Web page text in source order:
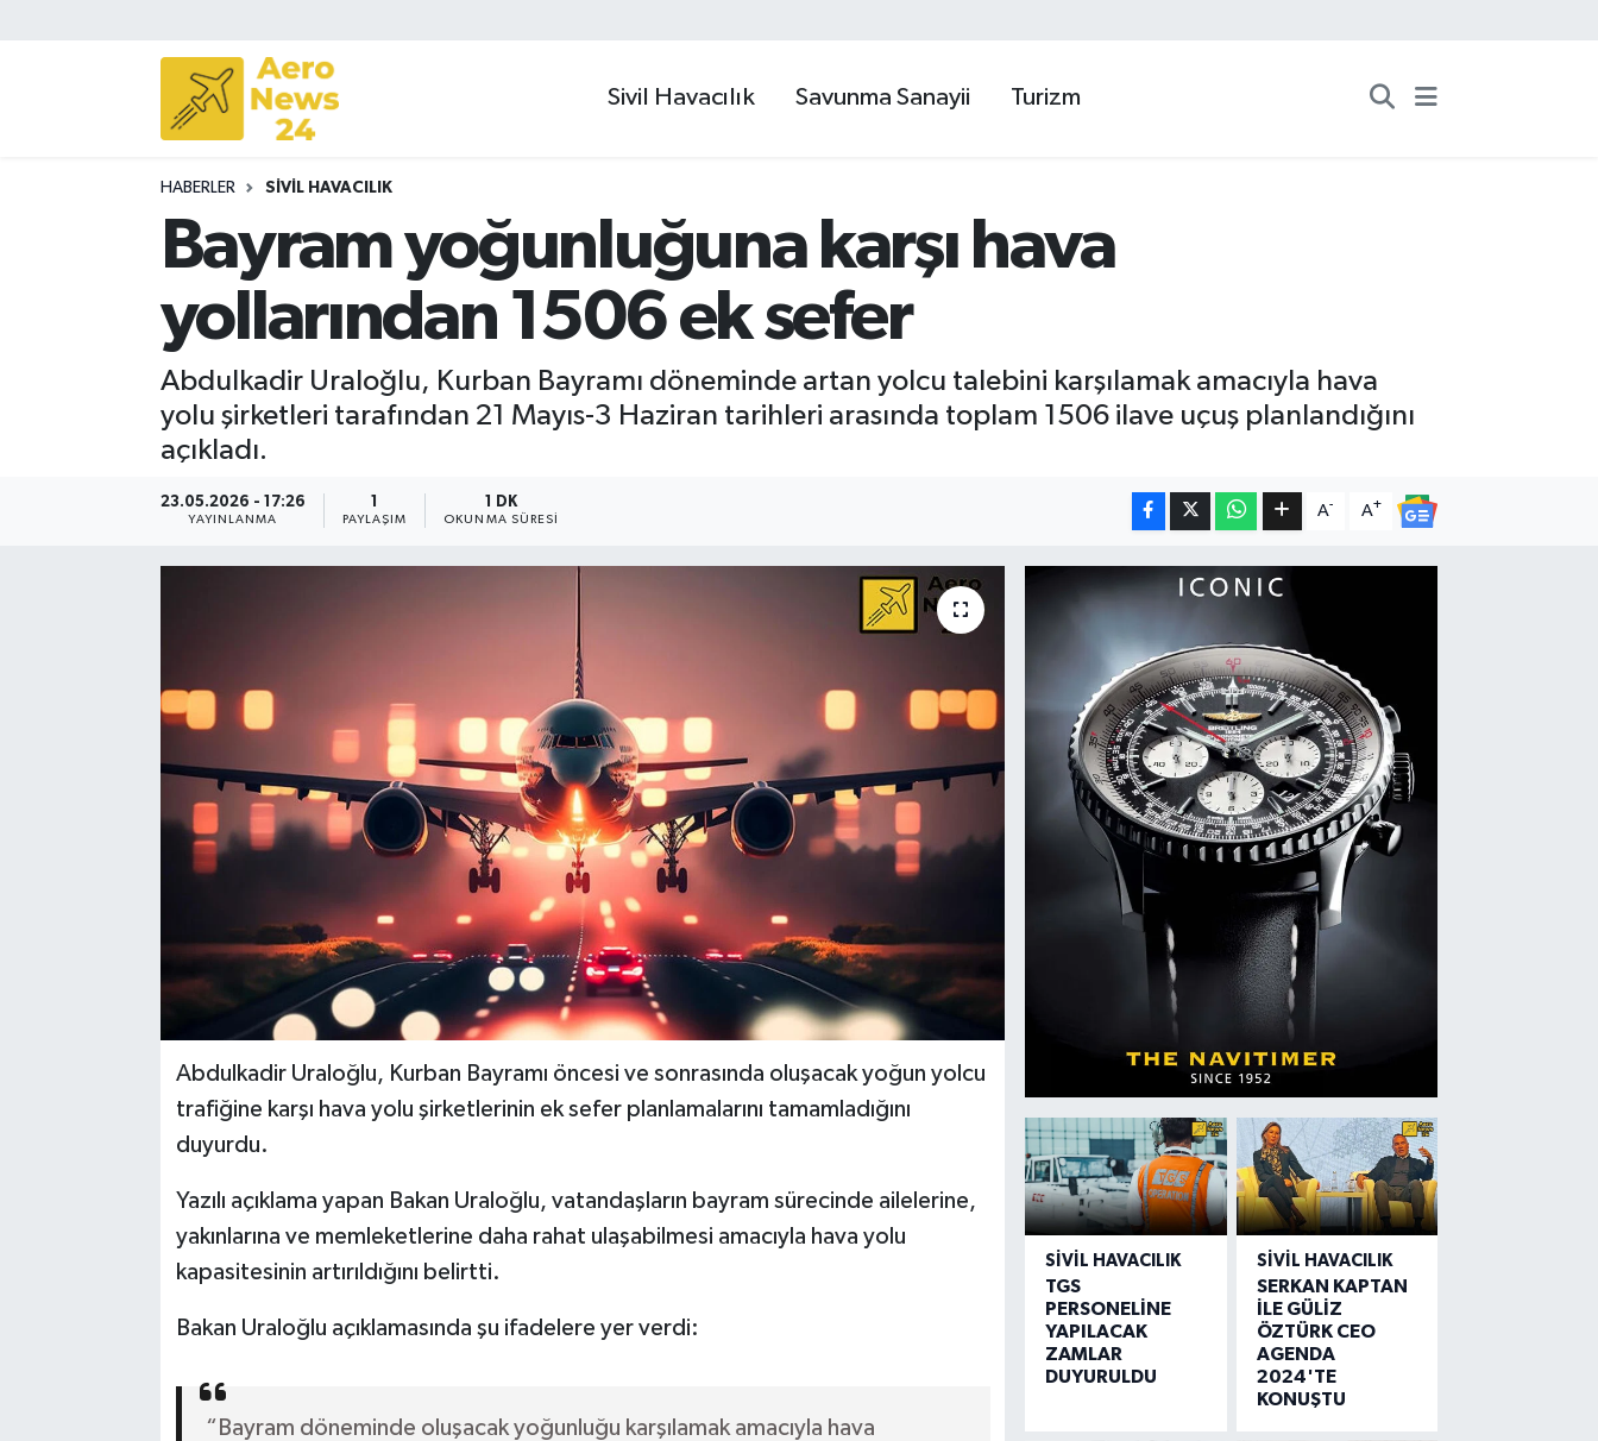
Sivil Havacılık Savunma Sanayii Turizm
HABERLER SIVIL HAVACILIK
Bayram yoğunluğuna karşı hava
yollarından 1506 ek sefer
Abdulkadir Uraloğlu, Kurban Bayramı döneminde artan yolcu talebini karşılamak amacıyla hava
yolu şirketleri tarafından 21 Mayıs-3 Haziran tarihleri arasında toplam 1506 ilave uçuş planlandığını
açıkladı.
23.05.2026 - 17:26
YAYINLANMA PAYLAŞIM
1 DK
OKUNMA SÜRESI
A- A+
Abdulkadir Uraloğlu, Kurban Bayramı öncesi ve sonrasında oluşacak yoğun yolcu
trafiğine karşı hava yolu şirketlerinin ek sefer planlamalarını tamamladığını
duyurdu.
Yazılı açıklama yapan Bakan Uraloğlu, vatandaşların bayram sürecinde ailelerine,
yakınlarına ve memleketlerine daha rahat ulaşabilmesi amacıyla hava yolu
kapasitesinin artırıldığını belirtti.
Bakan Uraloğlu açıklamasında şu ifadelere yer verdi:
“Bayram döneminde oluşacak yoğunluğu karşılamak amacıyla hava
SIVIL HAVACILIK
TGS
PERSONELİNE
YAPILACAK
ZAMLAR
DUYURULDU
SIVIL HAVACILIK
SERKAN KAPTAN
İLE GÜLİZ
ÖZTÜRK CEO
AGENDA
2024'TE
KONUŞTU
Sivil Havacılık